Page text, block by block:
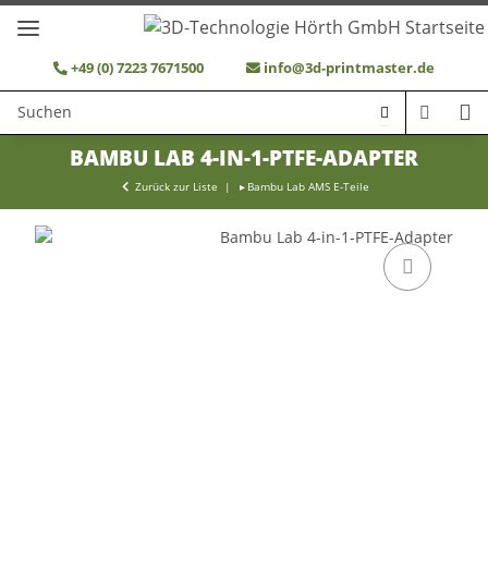
+49 (0) 7223 7671500 info@3d-printmaster.de
BAMBU LAB 4-IN-1-PTFE-ADAPTER
Zurück zur Liste Bambu Lab AMS E-Teile